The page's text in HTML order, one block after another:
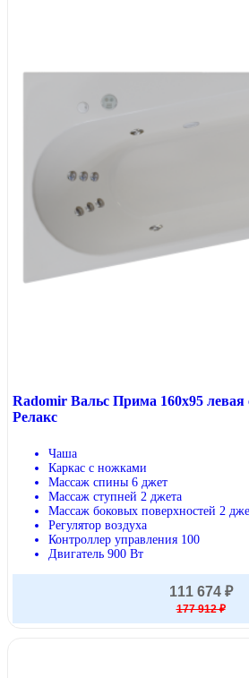
Radomir Вальс Прима 160х95 левая
Релакс
Чаша
Каркас с ножками
Массаж спины 6 джет
Массаж ступней 2 джета
Массаж боковых поверхностей 2
Регулятор воздуха
Контроллер управления 100
Двигатель 900 Вт
111 674 ₽
177 912 ₽